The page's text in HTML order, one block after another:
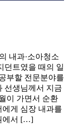
내과·소아청소
던트였을 때의 일
부할 전문분야를
선생님께서 지금
이 가면서 순환
게 심장 내과를
에서 […]